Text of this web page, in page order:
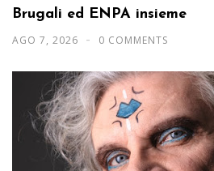
Brugali ed ENPA insieme
AGO 7, 2026 0 COMMENTS